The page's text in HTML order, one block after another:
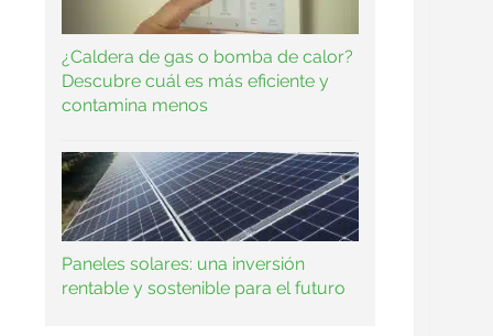
¿Caldera de gas o bomba de calor?
Descubre cuál es más eficiente y
contamina menos
Paneles solares: una inversión
rentable y sostenible para el futuro